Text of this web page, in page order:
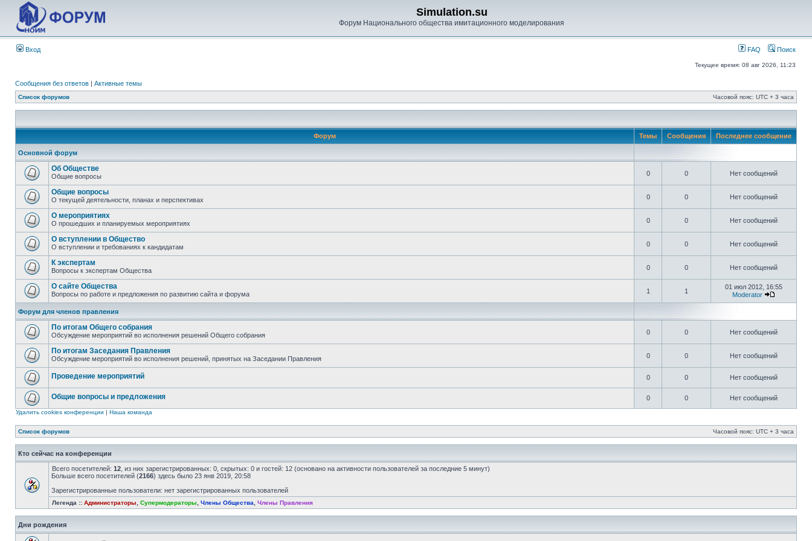
Simulation.su
Форум Национального общества имитационного моделирования
Вход FAQ Поиск
Текущее время: 08 авг 2026, 11:23
Сообщения без ответов | Активные темы
Список форумов Часовой пояс: UTC + 3 часа
Форум Темы Сообщения Последнее сообщение
Основной форум
Об Обществе
Общие вопросы 0 0 Нет сообщений
Общие вопросы
О текущей деятельности, планах и перспективах 0 0 Нет сообщений
О мероприятиях
О прошедших и планируемых мероприятиях 0 0 Нет сообщений
О вступлении в Общество
О вступлении и требованиях к кандидатам 0 0 Нет сообщений
К экспертам
Вопросы к экспертам Общества 0 0 Нет сообщений
О сайте Общества
Вопросы по работе и предложения по развитию сайта и форума 1 1
01 июл 2012, 16:55
Moderator
Форум для членов правления
По итогам Общего собрания
Обсуждение мероприятий во исполнения решений Общего собрания 0 0 Нет сообщений
По итогам Заседания Правления
Обсуждение мероприятий во исполнения решений, принятых на Заседании Правления 0 0 Нет сообщений
Проведение мероприятий 0 0 Нет сообщений
Общие вопросы и предложения 0 0 Нет сообщений
Удалить cookies конференции | Наша команда
Список форумов Часовой пояс: UTC + 3 часа
Кто сейчас на конференции
Всего посетителей: 12 , из них зарегистрированных: 0, скрытых: 0 и гостей: 12 (основано на активности пользователей за последние 5 минут)
Больше всего посетителей (2166) здесь было 23 янв 2019, 20:58
Зарегистрированные пользователи: нет зарегистрированных пользователей
Легенда :: Администраторы Супермодераторы Члены Общества Члены Правления
Дни рождения